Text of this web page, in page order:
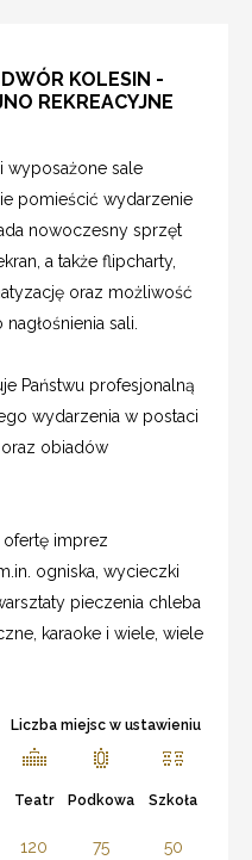
KOLESIN -
REKREACYJNE
wyposażone sale
pomieścić wydarzenie
nowoczesny sprzęt
a także flipcharty,
oraz możliwość
sali.
Państwu profesjonalną
wydarzenia w postaci
obiadów
imprez
ogniska, wycieczki
pieczenia chleba
karaoke i wiele, wiele
Liczba miejsc w ustawieniu
Teatr Podkowa Szkoła
120 75 50